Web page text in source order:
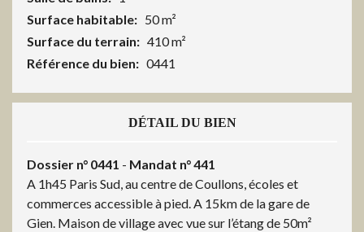
Surface habitable: 50 m²
Surface du terrain: 410 m²
Référence du bien: 0441
DÉTAIL DU BIEN
Dossier n° 0441 - Mandat n° 441
A 1h45 Paris Sud, au centre de Coullons, écoles et
commerces accessible à pied. A 15km de la gare de
Gien. Maison de village avec vue sur l’étang de 50m²